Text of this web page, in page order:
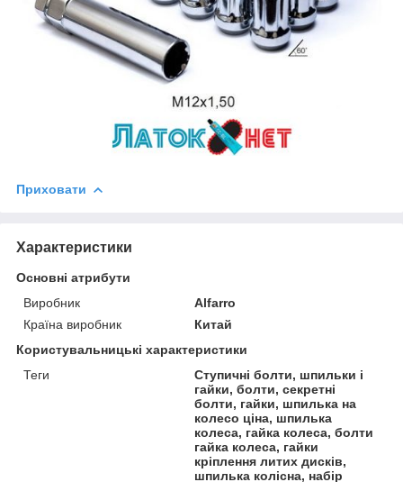
Приховати
Характеристики
Основні атрибути
Виробник
Alfarro
Країна виробник
Китай
Користувальницькі характеристики
Теги
Ступичні болти, шпильки і
гайки, болти, секретні
болти, гайки, шпилька на
колесо ціна, шпилька
колеса, гайка колеса, болти
гайка колеса, гайки
кріплення литих дисків,
шпилька колісна, набір